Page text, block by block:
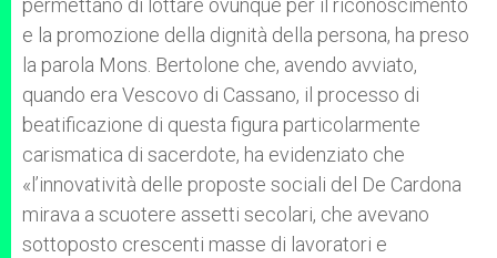
permettano di lottare ovunque per il riconoscimento
e la promozione della dignità della persona, ha preso
la parola Mons. Bertolone che, avendo avviato,
quando era Vescovo di Cassano, il processo di
beatificazione di questa figura particolarmente
carismatica di sacerdote, ha evidenziato che
«l’innovatività delle proposte sociali del De Cardona
mirava a scuotere assetti secolari, che avevano
sottoposto crescenti masse di lavoratori e